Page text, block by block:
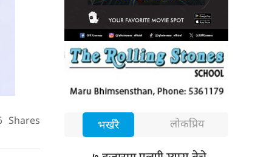
Shares भर्खरै लोकप्रिय